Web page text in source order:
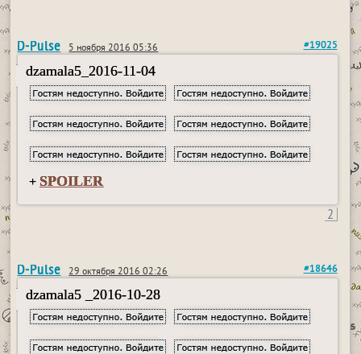
D-Pulse 5 ноября 2016 05:36 #19025
dzamala5_2016-11-04
+ SPOILER
2
D-Pulse 29 октября 2016 02:26 #18646
dzamala5 _2016-10-28